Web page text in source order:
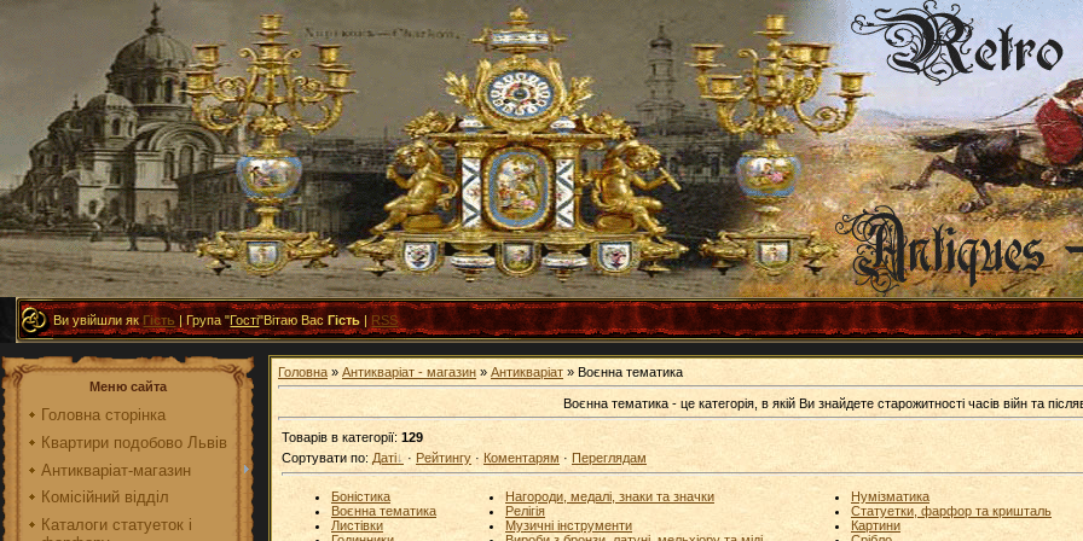
Ви увійшли як Гість|Група "Гості"Вітаю Вас Гість |RSS
Меню сайта
Головна сторінка
Квартири подобово Львів
Антикваріат-магазин
Комісійний відділ
Каталоги статуеток і
Головна » Антикваріат - магазин » Антикваріат » Воєнна тематика
Воєнна тематика - це категорія, в якій Ви знайдете старожитності часів війн та
Товарів в категорії: 129
Сортувати по: Даті · Рейтингу · Коментарям · Переглядам
Боністика
Воєнна тематика
Листівки
Нагороди, медалі, знаки та значки
Релігія
Музичні інструменти
Нумізматика
Статуетки, фарфор та кришталь
Картини